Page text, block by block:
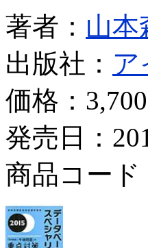
著者： 山本
出版社： ア
価格：
発売日：
商品コード